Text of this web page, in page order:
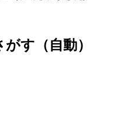
す（自動）